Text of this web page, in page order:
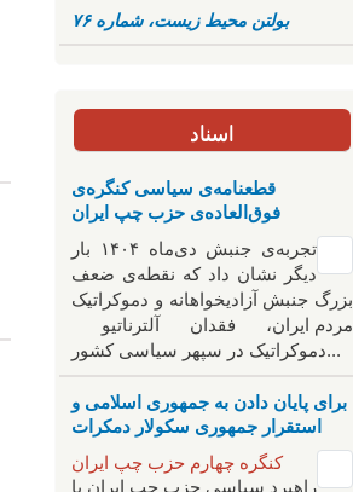
بولتن محیط زیست، شماره ۷۶
اسناد
قطعنامه‌ی سیاسی کنگره‌ی
فوق‌العاده‌ی حزب چپ ایران
تجربه‌ی جنبش دی‌ماه ۱۴۰۴ بار
دیگر نشان داد که نقطه‌ی ضعف
بزرگ جنبش آزادیخواهانه و دموکراتیک
مردم ایران، فقدان آلترناتیو
دموکراتیک در سپهر سیاسی کشور...
برای پایان دادن به جمهوری اسلامی و
استقرار جمهوری سکولار دمکرات
کنگره چهارم حزب چپ ایران
راهبرد سياسی حزب چپ ایران با